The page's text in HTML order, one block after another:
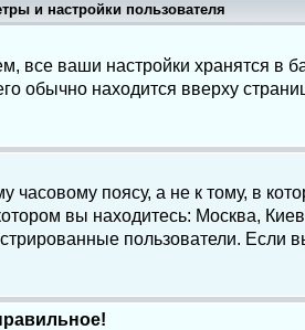
и настройки пользователя
все ваши настройки хранятся в
обычно находится вверху
поясу, а не к тому, в
вы находитесь: Москва,
пользователи. Если